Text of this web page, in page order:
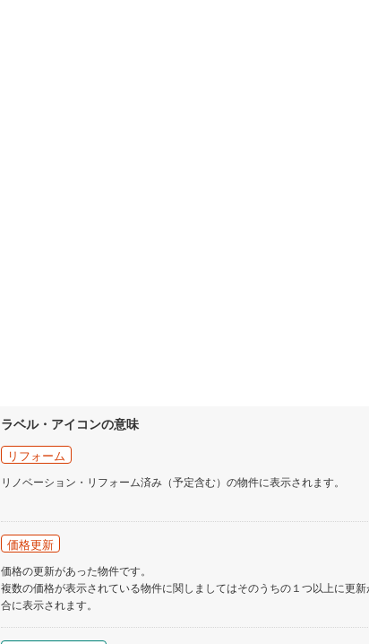
ラベル・アイコンの意味
リフォーム
リノベーション・リフォーム済み（予定含む）の物件に表示されます。
価格更新
価格の更新があった物件です。
複数の価格が表示されている物件に関しましてはそのうちの１つ以上に更
合に表示されます。